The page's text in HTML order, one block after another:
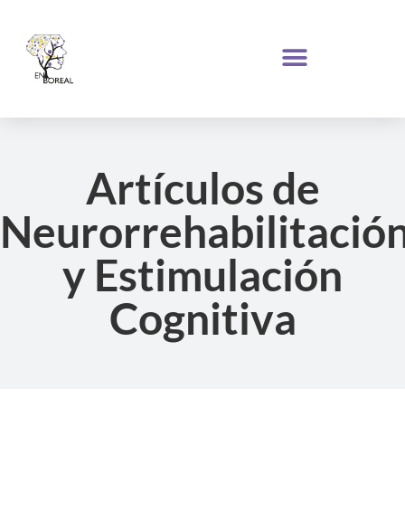
Artículos de
y Estimulación
Cognitiva